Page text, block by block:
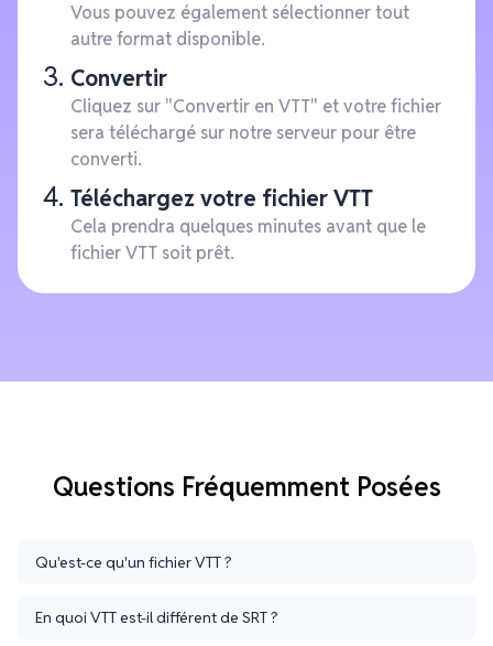
Vous pouvez également sélectionner tout
autre format disponible.
Convertir
Cliquez sur "Convertir en VTT" et votre fichier
sera téléchargé sur notre serveur pour être
converti.
Téléchargez votre fichier VTT
Cela prendra quelques minutes avant que le
fichier VTT soit prêt.
Questions Fréquemment Posées
Qu'est-ce qu'un fichier VTT ?
En quoi VTT est-il différent de SRT ?